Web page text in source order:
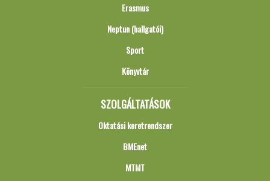
Erasmus
Neptun (hallgatói)
Sport
Könyvtár
SZOLGÁLTATÁSOK
Oktatási keretrendszer
BMEnet
MTMT